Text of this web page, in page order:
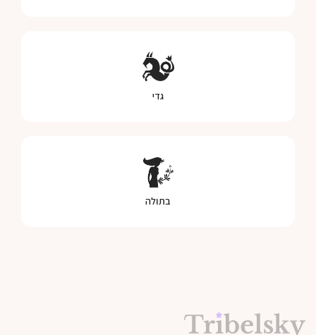
גדי
בתולה